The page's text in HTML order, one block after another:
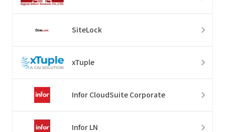
SiteLock
xTuple
Infor CloudSuite Corporate
Infor LN